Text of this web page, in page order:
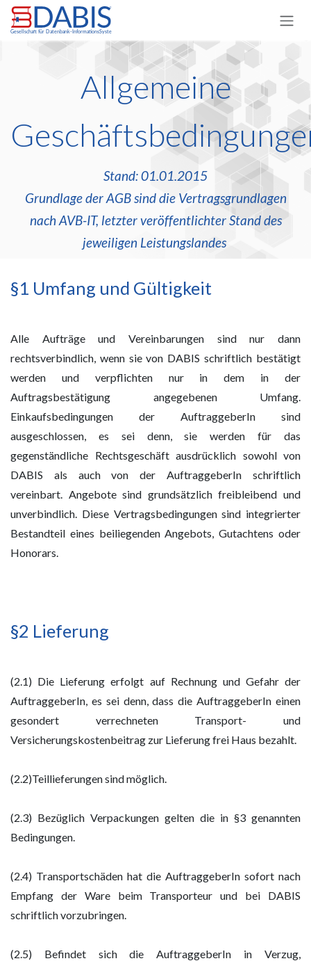
Zum Inhalt springen
Allgemeine
Stand: 01.01.2015
Grundlage der AGB sind die Vertragsgrundlagen
nach AVB-IT, letzter veröffentlichter Stand des
jeweiligen Leistungslandes
§1 Umfang und Gültigkeit
Alle Aufträge und Vereinbarungen sind nur dann
rechtsverbindlich, wenn sie von DABIS schriftlich bestätigt
werden und verpflichten nur in dem in der
Auftragsbestätigung angegebenen Umfang.
Einkaufsbedingungen der AuftraggeberIn sind
ausgeschlossen, es sei denn, sie werden für das
gegenständliche Rechtsgeschäft ausdrücklich sowohl von
DABIS als auch von der AuftraggeberIn schriftlich
vereinbart. Angebote sind grundsätzlich freibleibend und
unverbindlich. Diese Vertragsbedingungen sind integrierter
Bestandteil eines beiliegenden Angebots, Gutachtens oder
Honorars.
§2 Lieferung
(2.1) Die Lieferung erfolgt auf Rechnung und Gefahr der
AuftraggeberIn, es sei denn, dass die AuftraggeberIn einen
gesondert verrechneten Transport- und
Versicherungskostenbeitrag zur Lieferung frei Haus bezahlt.
(2.2)Teillieferungen sind möglich.
(2.3) Bezüglich Verpackungen gelten die in §3 genannten
Bedingungen.
(2.4) Transportschäden hat die AuftraggeberIn sofort nach
Empfang der Ware beim Transporteur und bei DABIS
schriftlich vorzubringen.
(2.5) Befindet sich die AuftraggeberIn in Verzug,